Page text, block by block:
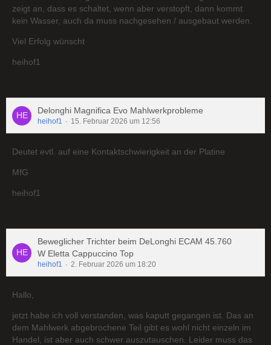
zeigt an, dass es schaltet, wenn aber verstopft, dann kommt
kein Wasser, auch da muss nachgesehen / ausgebaut werden.
Viel Erfolg wünscht
heihof1
Delonghi Magnifica Evo Mahlwerkprobleme
heihof1 15. Februar 2026 um 12:56
Deutet evtl. auf eine Kontaktschwierigkeit an der Platine
MfG
heihof1
Beweglicher Trichter beim DeLonghi ECAM 45.760
W Eletta Cappuccino Top
heihof1 2. Februar 2026 um 18:20
Hallo,
jetzt habe ich voll verstanden, was kaputt gegangen ist. Das an
dem Mahlwerk abgebrochene Teil gibt es wohl nicht einzeln im
Handel, ist aber auch schwer auszutauschen. Leider muss das